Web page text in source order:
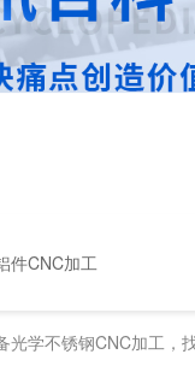
件CNC加工
光学不锈钢CNC加工，